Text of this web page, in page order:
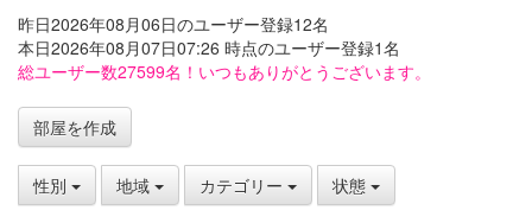
昨日2026年08月06日のユーザー登録12名
本日2026年08月07日07:26 時点のユーザー登録1名
総ユーザー数27599名！いつもありがとうございます。
部屋を作成
性別 地域 カテゴリー 状態